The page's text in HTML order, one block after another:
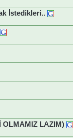
İstedikleri..
OLMAMIZ LAZIM)